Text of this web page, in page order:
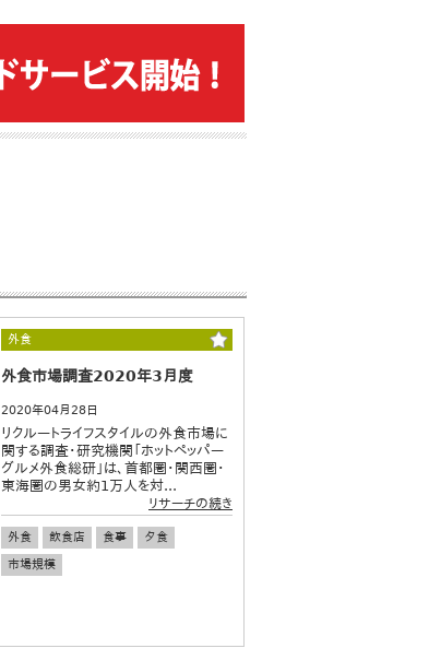
外食
外食市場調査2020年3月度
2020年04月28日
リクルートライフスタイルの外食市場に
関する調査・研究機関「ホットペッパー
グルメ外食総研」は、首都圏・関西圏・
東海圏の男女約1万人を対...
リサーチの続き
外食 飲食店 食事
夕食
市場規模